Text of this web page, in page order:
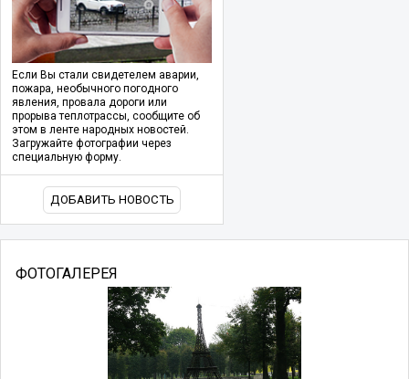
Если Вы стали свидетелем аварии,
пожара, необычного погодного
явления, провала дороги или
прорыва теплотрассы, сообщите об
этом в ленте народных новостей.
Загружайте фотографии через
специальную форму.
ДОБАВИТЬ НОВОСТЬ
ФОТОГАЛЕРЕЯ